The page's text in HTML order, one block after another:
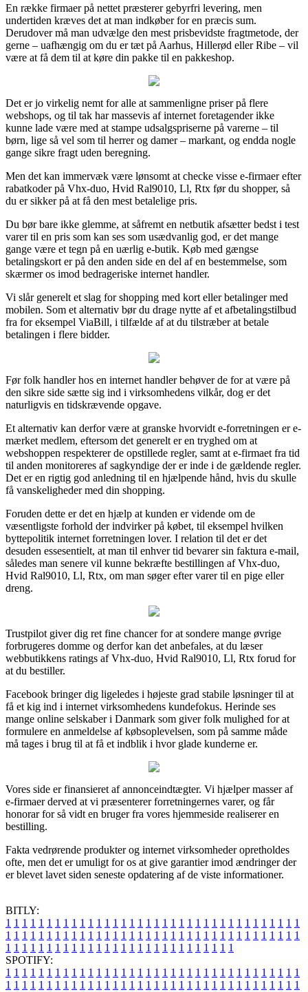
En række firmaer på nettet præsterer gebyrfri levering, men
undertiden kræves det at man indkøber for en præcis sum.
Derudover må man udvælge den mest prisbevidste fragtmetode, der
gerne – uafhængig om du er tæt på Aarhus, Hillerød eller Ribe – vil
være at få dem til at køre din pakke til en pakkeshop.
Det er jo virkelig nemt for alle at sammenligne priser på flere
webshops, og til tak har massevis af internet foretagender ikke
kunne lade være med at stampe udsalgspriserne på varerne – til
børn, lige så vel som til herrer og damer – markant, og endda nogle
gange sikre fragt uden beregning.
Men det kan immervæk være lønsomt at checke visse e-firmaer efter
rabatkoder på Vhx-duo, Hvid Ral9010, Ll, Rtx før du shopper, så
du er sikker på at få den mest betalelige pris.
Du bør bare ikke glemme, at såfremt en netbutik afsætter bedst i test
varer til en pris som kan ses som usædvanlig god, er det mange
gange være et tegn på en uærlig e-butik. Køb med gængse
betalingskort er på den anden side en del af en bestemmelse, som
skærmer os imod bedrageriske internet handler.
Vi slår generelt et slag for shopping med kort eller betalinger med
mobilen. Som et alternativ bør du drage nytte af et afbetalingstilbud
fra for eksempel ViaBill, i tilfælde af at du tilstræber at betale
betalingen i flere bidder.
Før folk handler hos en internet handler behøver de for at være på
den sikre side sætte sig ind i virksomhedens vilkår, dog er det
naturligvis en tidskrævende opgave.
Et alternativ kan derfor være at granske hvorvidt e-forretningen er e-
mærket medlem, eftersom det generelt er en tryghed om at
webshoppen respekterer de opstillede regler, samt at e-firmaet fra tid
til anden monitoreres af sagkyndige der er inde i de gældende regler.
Det er en rigtig god anledning til en hjælpende hånd, hvis du skulle
få vanskeligheder med din shopping.
Foruden dette er det en hjælp at kunden er vidende om de
væsentligste forhold der indvirker på købet, til eksempel hvilken
byttepolitik internet forretningen lover. I relation til det er det
desuden essesentielt, at man til enhver tid bevarer sin faktura e-mail,
således man senere vil kunne bekræfte bestillingen af Vhx-duo,
Hvid Ral9010, Ll, Rtx, om man søger efter varer til en pige eller
dreng.
Trustpilot giver dig ret fine chancer for at sondere mange øvrige
forbrugeres domme og derfor kan det anbefales, at du læser
webbutikkens ratings af Vhx-duo, Hvid Ral9010, Ll, Rtx forud for
at du bestiller.
Facebook bringer dig ligeledes i højeste grad stabile løsninger til at
få et kig ind i internet virksomhedens kundefokus. Herinde ses
mange online selskaber i Danmark som giver folk mulighed for at
formulere en anmeldelse af købsoplevelsen, som på samme måde
må tages i brug til at få et indblik i hvor glade kunderne er.
Vores side er finansieret af annonceindtægter. Vi hjælper masser af
e-firmaer derved at vi præsenterer forretningernes varer, og får
honorar for så vidt en bruger fra vores hjemmeside realiserer en
bestilling.
Fakta vedrørende produkter og internet virksomheder opretholdes
ofte, men det er umuligt for os at give garantier imod ændringer der
er blevet lavet siden seneste opdatering af de viste informationer.
BITLY:
1 1 1 1 1 1 1 1 1 1 1 1 1 1 1 1 1 1 1 1 1 1 1 1 1 1 1 1 1 1 1 1 1 1 1 1
1 1 1 1 1 1 1 1 1 1 1 1 1 1 1 1 1 1 1 1 1 1 1 1 1 1 1 1 1 1 1 1 1 1 1 1
1 1 1 1 1 1 1 1 1 1 1 1 1 1 1 1 1 1 1 1 1 1 1 1 1 1 1 1
SPOTIFY:
1 1 1 1 1 1 1 1 1 1 1 1 1 1 1 1 1 1 1 1 1 1 1 1 1 1 1 1 1 1 1 1 1 1 1 1
1 1 1 1 1 1 1 1 1 1 1 1 1 1 1 1 1 1 1 1 1 1 1 1 1 1 1 1 1 1 1 1 1 1 1 1